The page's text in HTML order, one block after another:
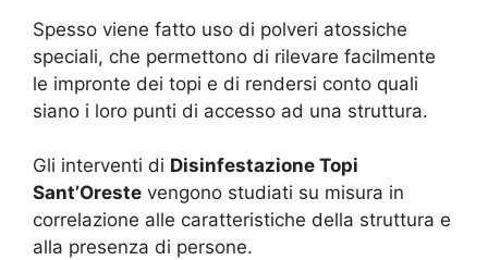
Spesso viene fatto uso di polveri atossiche
speciali, che permettono di rilevare facilmente
le impronte dei topi e di rendersi conto quali
siano i loro punti di accesso ad una struttura.
Gli interventi di Disinfestazione Topi
Sant’Oreste vengono studiati su misura in
correlazione alle caratteristiche della struttura e
alla presenza di persone.